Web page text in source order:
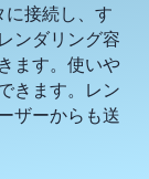
接続し、す
ンダリング容
ます。使いや
きます。レン
ザーからも送